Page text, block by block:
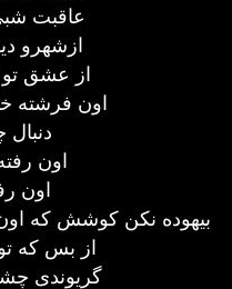
عاقبت
ازشهرو
از عشق
اون فرشته
اون
اون
بیهوده نکن کوشش که
از بس که
گریوندی